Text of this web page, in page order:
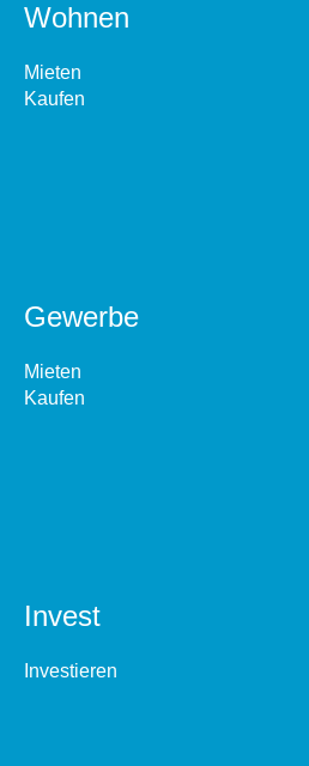
Wohnen
Mieten
Kaufen
Gewerbe
Mieten
Kaufen
Invest
Investieren